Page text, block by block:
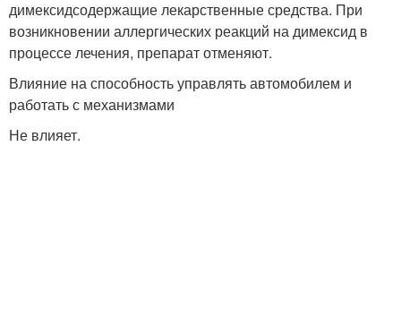
димексидсодержащие лекарственные средства. При
возникновении аллергических реакций на димексид в
процессе лечения, препарат отменяют.
Влияние на способность управлять автомобилем и
работать с механизмами
Не влияет.